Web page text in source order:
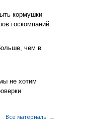
кормушки
госкомпаний
чем в
не хотим
Все материалы →